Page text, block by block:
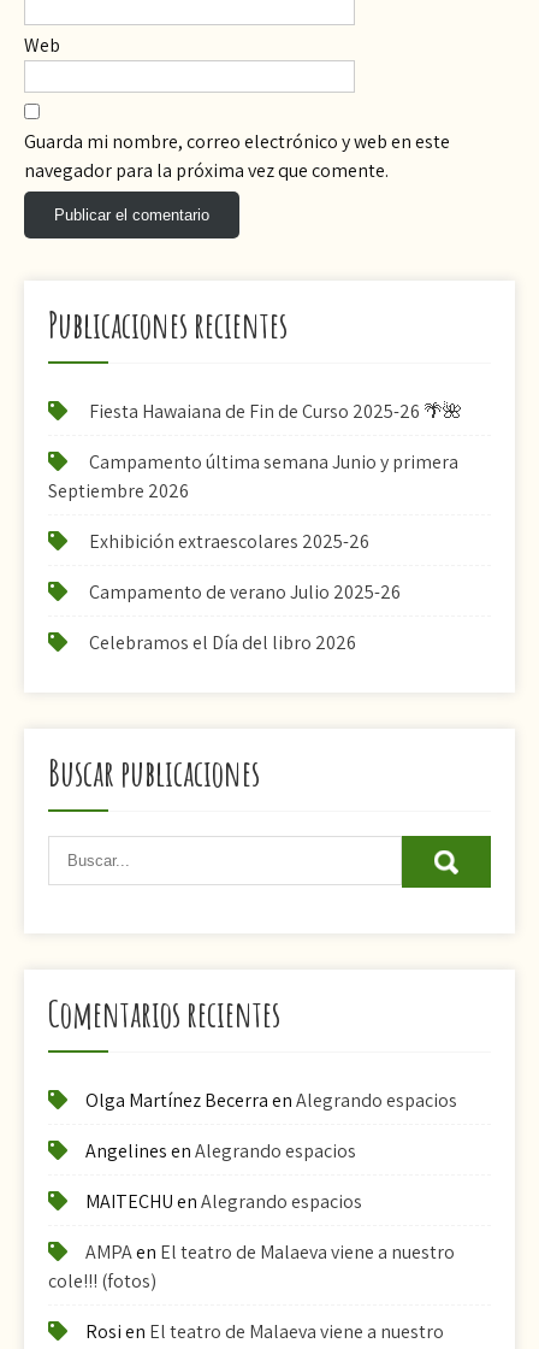
Web
Guarda mi nombre, correo electrónico y web en este
navegador para la próxima vez que comente.
Publicaciones recientes
Fiesta Hawaiana de Fin de Curso 2025-26 🌴🌺
Campamento última semana Junio y primera
Septiembre 2026
Exhibición extraescolares 2025-26
Campamento de verano Julio 2025-26
Celebramos el Día del libro 2026
Buscar publicaciones
Comentarios recientes
Olga Martínez BecerraenAlegrando espacios
AngelinesenAlegrando espacios
MAITECHUenAlegrando espacios
AMPAen El teatro de Malaeva viene a nuestro
cole!!! (fotos)
Rosien El teatro de Malaeva viene a nuestro